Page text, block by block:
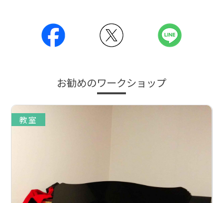
お勧めのワークショップ
教室